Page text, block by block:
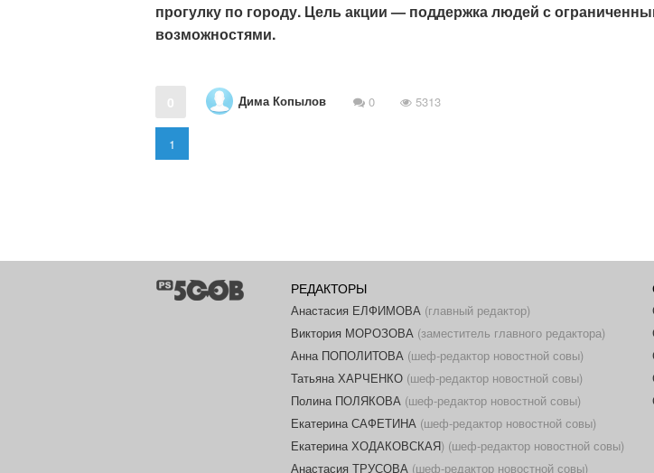
прогулку по городу. Цель акции — поддержка людей с
возможностями.
0 Дима Копылов 0 5313
1
РЕДАКТОРЫ
Анастасия ЕЛФИМОВА (главный редактор)
Виктория МОРОЗОВА (заместитель главного редактора)
Анна ПОПОЛИТОВА (шеф-редактор новостной совы)
Татьяна ХАРЧЕНКО (шеф-редактор новостной совы)
Полина ПОЛЯКОВА (шеф-редактор новостной совы)
Екатерина САФЕТИНА (шеф-редактор новостной совы)
Екатерина ХОДАКОВСКАЯ) (шеф-редактор новостной совы)
Анастасия ТРУСОВА (шеф-редактор новостной совы)